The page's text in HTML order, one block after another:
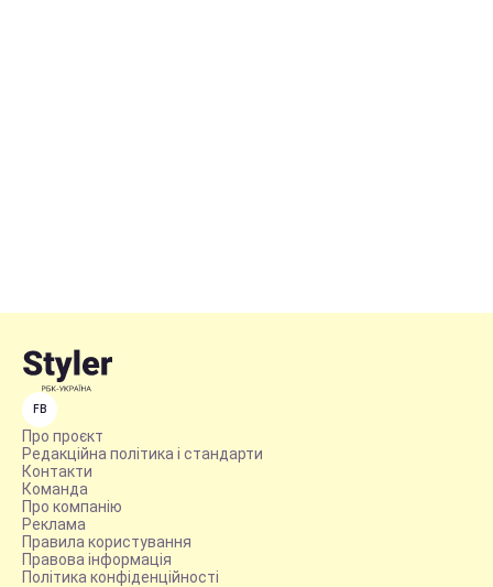
FB
Про проєкт
Редакційна політика і стандарти
Контакти
Команда
Про компанію
Реклама
Правила користування
Правова інформація
Політика конфіденційності